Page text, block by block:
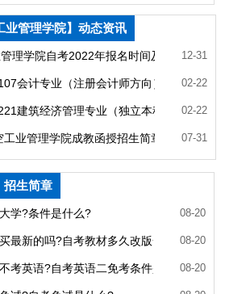
院
业管理学院】动态资讯
理学院自考2022年报名时间及网上预报名指导
12-31
会计专业（注册会计师方向）（独立本科段）
02-22
建筑经济管理专业（独立本科段）课程设置
02-22
业管理学院成教函授招生简章 07-31
招生简章
学?条件是什么? 08-20
最新的吗?自考教材多久改版一次?08-20
考英语?自考英语二免考条件是什么?08-20